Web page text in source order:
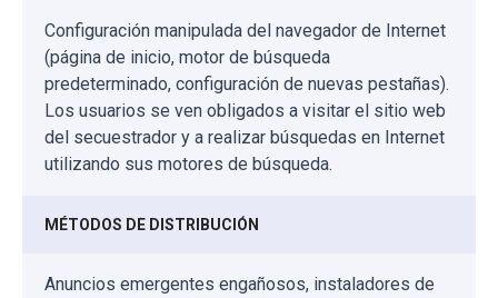
Configuración manipulada del navegador de Internet
(página de inicio, motor de búsqueda
predeterminado, configuración de nuevas pestañas).
Los usuarios se ven obligados a visitar el sitio web
del secuestrador y a realizar búsquedas en Internet
utilizando sus motores de búsqueda.
MÉTODOS DE DISTRIBUCIÓN
Anuncios emergentes engañosos, instaladores de